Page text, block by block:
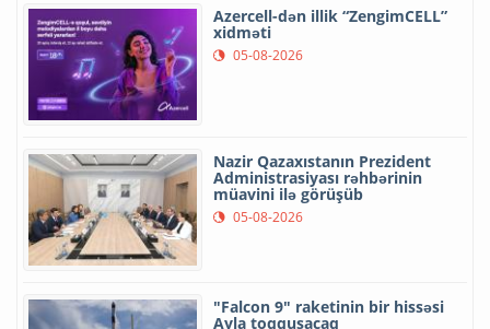
Azercell-dən illik “ZengimCELL”
xidməti
05-08-2026
Nazir Qazaxıstanın Prezident
Administrasiyası rəhbərinin
müavini ilə görüşüb
05-08-2026
"Falcon 9" raketinin bir hissəsi
Ayla toqquşacaq